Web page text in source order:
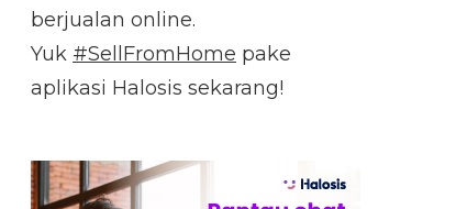
berjualan online.
Yuk #SellFromHome pake
aplikasi Halosis sekarang!